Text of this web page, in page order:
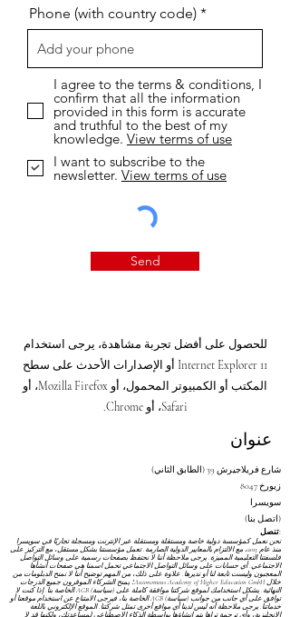
Phone (with country code)
I agree to the terms & conditions, I
confirm that all the information
provided in this form is accurate
and truthful to the best of my
knowledge. View terms of use
I want to subscribe to the
newsletter. View terms of use
Send
للحصول على أفضل تجربة مشاهدة، يرجى استخدام
Internet Explorer 11 أو الإصدارات الأحدث على سطح
المكتب أو الكمبيوتر المحمول، أو Mozilla Firefox، أو
Safari، أو Chrome.
عنوان
شارع فريلاجيرش 39 (الطابق الثاني)
8047 زيورخ
سويسرا
(اتصل بنا)
تنصل:
نحن نعمل كمؤسسة دولية خاصة ومستقلة ومستقلة عبر الإنترنت ومسجلة تجاريًا في سويسرا
منذ عام 2013، مع الالتزام بالمعايير الدولية الصارمة. تعمل مؤسستنا بشكل مستقل، مع التركيز على
فلسفتنا التعليمية المميزة. يرجى ملاحظة أننا لا نحتفظ بصفحات رسمية على وسائل التواصل
الاجتماعي. أي حسابات على وسائل التواصل الاجتماعي تحمل اسمنا هي صفحات أنشأها
المعجبون وليست تابعة لنا أو نديرها. علاوة على ذلك، من المهم توضيح أننا لا نمنح الدبلومات من
خلال Autonomous Academy of Higher Education GmbH؛ يمنح الشركاء الموقرون جميع الدرجات
النهائية. يشكل استخدامك لموقع شركتنا موافقة كاملة على (سياسة) AGB
الخاصة بنا. إذا كنت لا
توافق على أي جانب من جوانب (سياسة) AGB
الخاصة بنا، فيرجى الامتناع عن استخدام موقعنا أو
خدماتنا. يرجى ملاحظة أنه ليس لدينا أي مواقع أخرى تمثل شركتنا. الموقع الإلكتروني باللغة
الإنجليزية، وأي ترجمة تراها يتم إنشاؤها بواسطة الذكاء الاصطناعي لمساعدتك، ولكنها قد لا